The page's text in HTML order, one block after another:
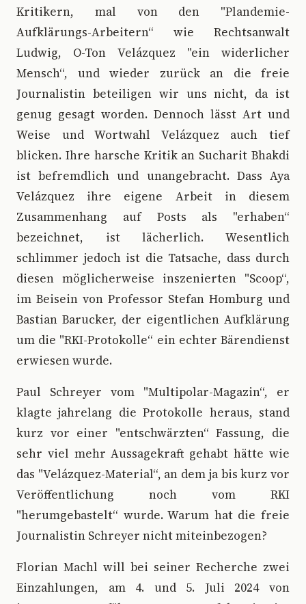
Kritikern, mal von den "Plandemie-
Aufklärungs-Arbeitern“ wie Rechtsanwalt
Ludwig, O-Ton Velázquez "ein widerlicher
Mensch“, und wieder zurück an die freie
Journalistin beteiligen wir uns nicht, da ist
genug gesagt worden. Dennoch lässt Art und
Weise und Wortwahl Velázquez auch tief
blicken. Ihre harsche Kritik an Sucharit Bhakdi
ist befremdlich und unangebracht. Dass Aya
Velázquez ihre eigene Arbeit in diesem
Zusammenhang auf Posts als "erhaben“
bezeichnet, ist lächerlich. Wesentlich
schlimmer jedoch ist die Tatsache, dass durch
diesen möglicherweise inszenierten "Scoop“,
im Beisein von Professor Stefan Homburg und
Bastian Barucker, der eigentlichen Aufklärung
um die "RKI-Protokolle“ ein echter Bärendienst
erwiesen wurde.
Paul Schreyer vom "Multipolar-Magazin“, er
klagte jahrelang die Protokolle heraus, stand
kurz vor einer "entschwärzten“ Fassung, die
sehr viel mehr Aussagekraft gehabt hätte wie
das "Velázquez-Material“, an dem ja bis kurz vor
Veröffentlichung noch vom RKI
"herumgebastelt“ wurde. Warum hat die freie
Journalistin Schreyer nicht miteinbezogen?
Florian Machl will bei seiner Recherche zwei
Einzahlungen, am 4. und 5. Juli 2024 von